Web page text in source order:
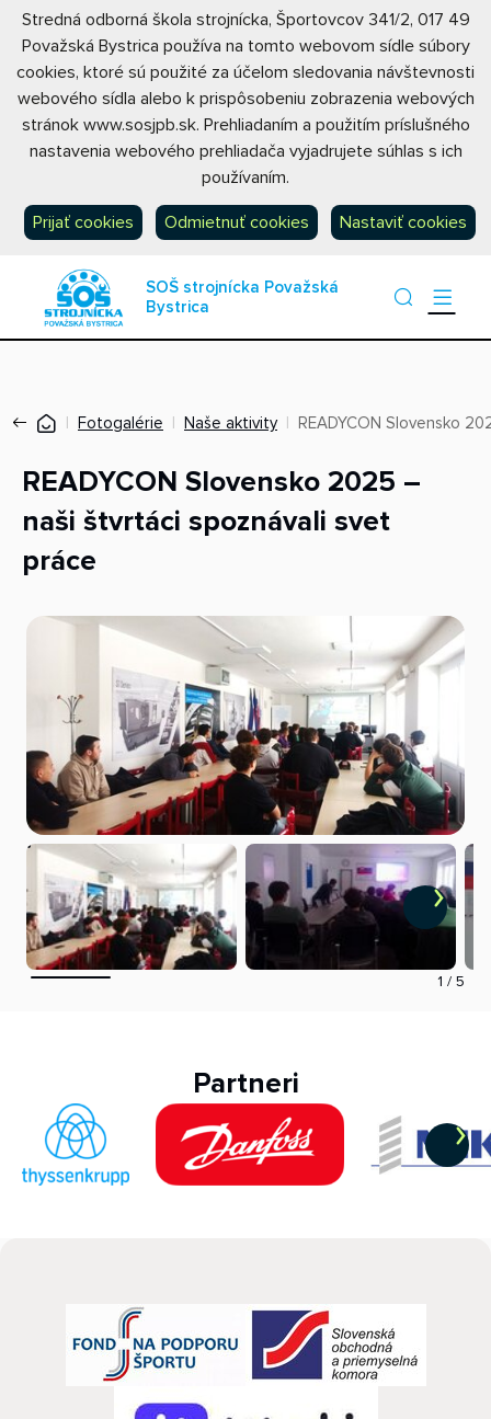
Stredná odborná škola strojnícka, Športovcov 341/2, 017 49
Považská Bystrica používa na tomto webovom sídle súbory
cookies, ktoré sú použité za účelom sledovania návštevnosti
webového sídla alebo k prispôsobeniu zobrazenia webových
stránok www.sosjpb.sk. Prehliadaním a použitím príslušného
nastavenia webového prehliadača vyjadrujete súhlas s ich
používaním.
Prijať cookies Odmietnuť cookies Nastaviť cookies
SOŠ strojnícka Považská
Bystrica
Fotogalérie Naše aktivity READYCON Slovensko
READYCON Slovensko 2025 –
naši štvrtáci spoznávali svet
práce
1 / 5
Partneri